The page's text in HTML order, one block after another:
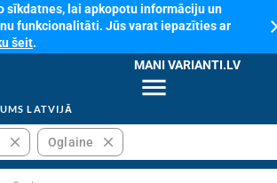
sīkdatnes, lai apkopotu informāciju un
funkcionalitāti. Jūs varat iepazīties ar
šeit.
LATVIJĀ
MANI VARIANTI.LV
menu
close Oglaine close